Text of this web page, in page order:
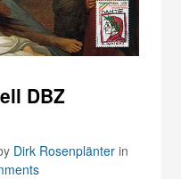
DBZ
Dirk Rosenplänter in